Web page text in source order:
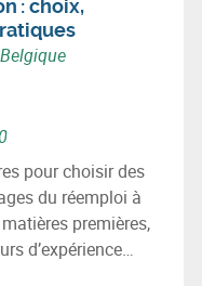
: choix,
pour choisir des
du réemploi à
premières,
d’expérience